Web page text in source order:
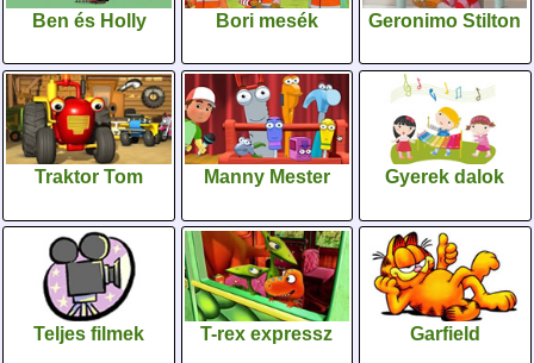
Ben és Holly Bori mesék Geronimo Stilton
Traktor Tom Manny Mester Gyerek dalok
Teljes filmek T-rex expressz Garfield